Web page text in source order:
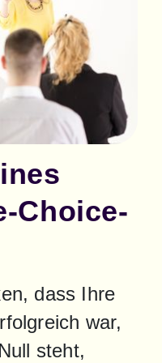
Choice-
dass Ihre
war,
steht,